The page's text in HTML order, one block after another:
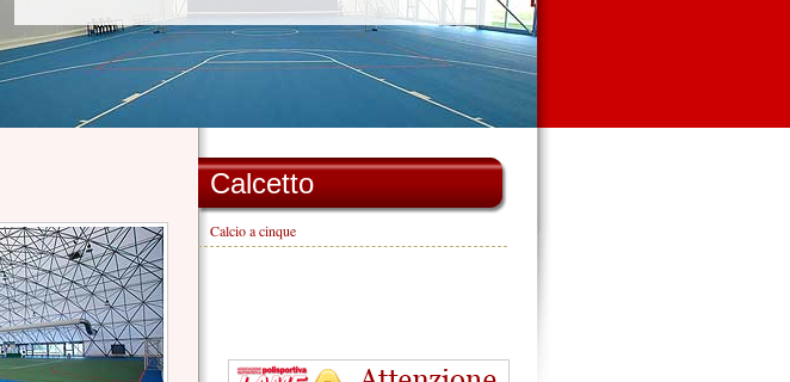
Calcetto
Calcio a cinque